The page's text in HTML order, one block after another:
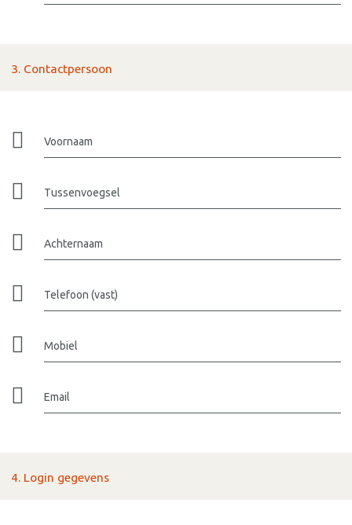
3. Contactpersoon
Voornaam
Tussenvoegsel
Achternaam
Telefoon (vast)
Mobiel
Email
4. Login gegevens